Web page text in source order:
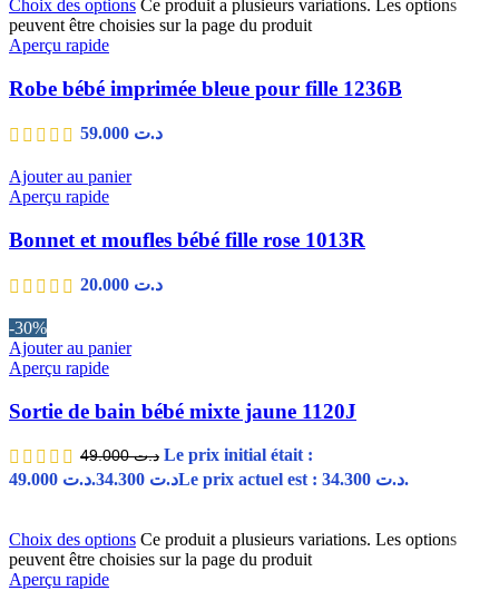
Choix des options Ce produit a plusieurs variations. Les options
peuvent être choisies sur la page du produit
Aperçu rapide
Robe bébé imprimée bleue pour fille 1236B
د.ت
Ajouter au panier
Aperçu rapide
Bonnet et moufles bébé fille rose 1013R
د.ت
-30%
Ajouter au panier
Aperçu rapide
Sortie de bain bébé mixte jaune 1120J
د.ت49.000
Le prix initial était :
د.ت 49.000.
د.ت Le prix actuel est : د.ت 34.300.
Choix des options Ce produit a plusieurs variations. Les options
peuvent être choisies sur la page du produit
Aperçu rapide